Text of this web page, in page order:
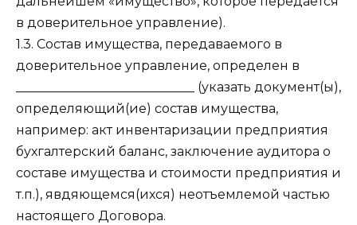
в доверительное управление).
1.3. Состав имущества, передаваемого в
доверительное управление, определен в
____________________________ (указать документ(ы),
определяющий(ие) состав имущества,
например: акт инвентаризации предприятия
бухгалтерский баланс, заключение аудитора о
составе имущества и стоимости предприятия и
т.п.), явдяющемся(ихся) неотъемлемой частью
настоящего Договора.